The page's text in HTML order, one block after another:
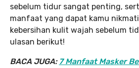
sebelum tidur sangat penting,
manfaat yang dapat kamu
kebersihan kulit wajah sebelum
ulasan berikut!
BACA JUGA: 7 Manfaat Masker